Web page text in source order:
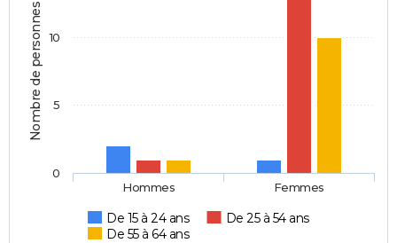
Nombre de personnes
De 15 à 24 ans
De 25 à 54 ans
De 55 à 64 ans
Hommes Femmes
0
5
10